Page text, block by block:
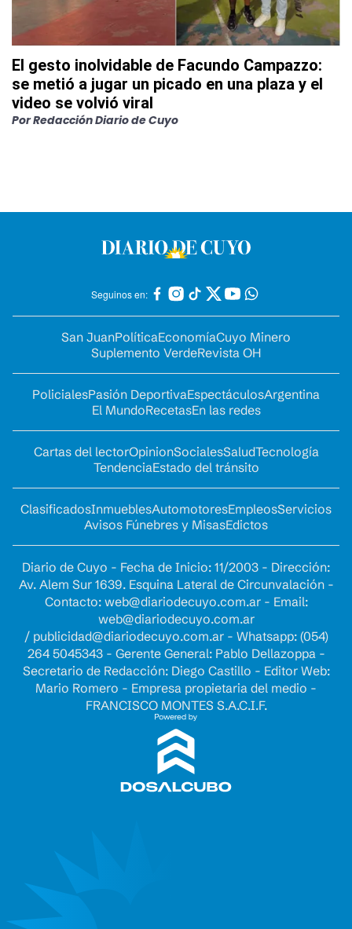
El gesto inolvidable de Facundo Campazzo:
se metió a jugar un picado en una plaza y el
video se volvió viral
PorRedacción Diario de Cuyo
Seguinos en:
San JuanPolíticaEconomíaCuyo Minero
Suplemento VerdeRevista OH
PolicialesPasión DeportivaEspectáculosArgentina
El MundoRecetasEn las redes
Cartas del lectorOpinionSocialesSaludTecnología
TendenciaEstado del tránsito
ClasificadosInmueblesAutomotoresEmpleosServicios
Avisos Fúnebres y MisasEdictos
Diario de Cuyo - Fecha de Inicio: 11/2003 - Dirección:
Av. Alem Sur 1639. Esquina Lateral de Circunvalación -
Contacto: web@diariodecuyo.com.ar- Email:
web@diariodecuyo.com.ar
/ publicidad@diariodecuyo.com.ar- Whatsapp: (054)
264 5045343 - Gerente General: Pablo Dellazoppa -
Secretario de Redacción: Diego Castillo - Editor Web:
Mario Romero - Empresa propietaria del medio -
FRANCISCO MONTES S.A.C.I.F.